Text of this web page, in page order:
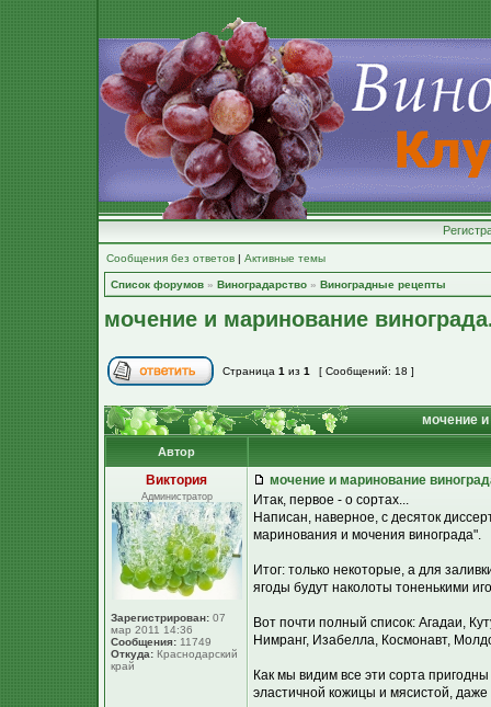
Сообщения без ответов | Активные темы
Список форумов » Виноградарство » Виноградные рецепты
мочение и маринование
Страница 1 из 1 [ Сообщений: 18 ]
мочение
Автор
Виктория
Администратор
Зарегистрирован: 07
мар 2011 14:36
Сообщения: 11749
Откуда: Краснодарский
край
мочение и маринование
Итак, первое - о сортах...
Написан, наверное, с десяток
маринования и мочения винограда".
Итог: только некоторые, а для
ягоды будут наколоты тоненькими
Вот почти полный список: Агадаи,
Нимранг, Изабелла, Космонавт,
Как мы видим все эти сорта
эластичной кожицы и мясистой, даже